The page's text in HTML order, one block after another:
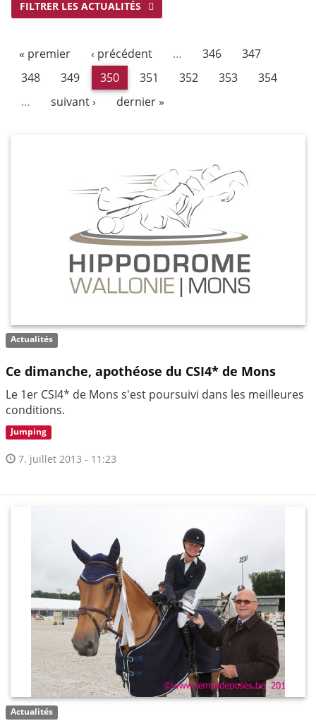
FILTRER LES ACTUALITÉS
« premier ‹ précédent … 346
347
348
349 350 351 352 353
354
…
suivant › dernier »
Actualités
Ce dimanche, apothéose du CSI4* de Mons
Le 1er CSI4* de Mons s'est poursuivi dans les meilleures
conditions.
Jumping
7. juillet 2013 - 11:23
Actualités